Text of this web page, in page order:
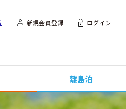
新規会員登録 ログイン
離島泊